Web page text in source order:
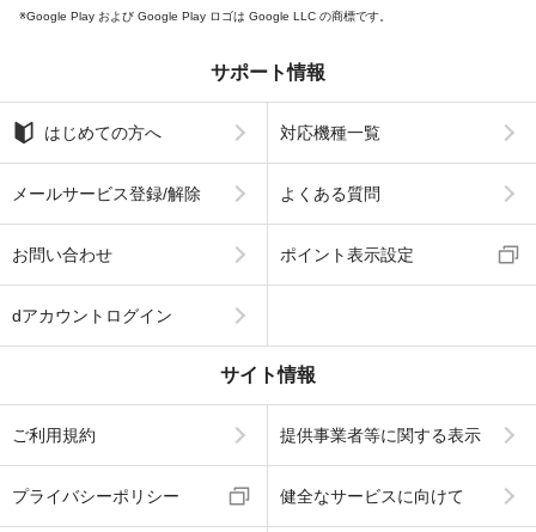
Google Play および Google Play ロゴは Google LLC の商標です。
サポート情報
はじめての方へ 対応機種一覧
メールサービス登録/解除 よくある質問
お問い合わせ ポイント表示設定
dアカウントログイン
サイト情報
ご利用規約 提供事業者等に関する表示
プライバシーポリシー 健全なサービスに向けて